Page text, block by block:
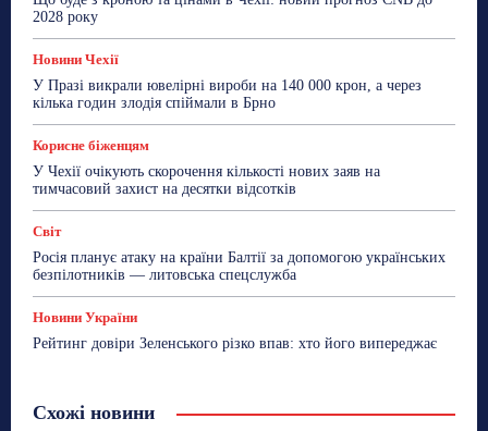
2028 року
Новини Чехії
У Празі викрали ювелірні вироби на 140 000 крон, а через
кілька годин злодія спіймали в Брно
Корисне біженцям
У Чехії очікують скорочення кількості нових заяв на
тимчасовий захист на десятки відсотків
Світ
Росія планує атаку на країни Балтії за допомогою українських
безпілотників — литовська спецслужба
Новини України
Рейтинг довіри Зеленського різко впав: хто його випереджає
Схожі новини